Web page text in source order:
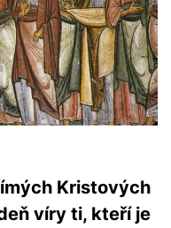
Kristových
víry ti, kteří je